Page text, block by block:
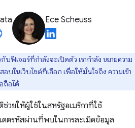
Ece Scheuss
บฟีเจอร์ที่กำลังจะเปิดตัว เรากำลัง ขยายความ
บในเว็บไซต์ที่เลือก เพื่อให้มั่นใจถึง ความเข้า
ถือได้
วยให้ผู้ใช้ในสหรัฐอเมริกาที่ใช้
ตรหัสผ่านที่พบในการละเมิดข้อมูล